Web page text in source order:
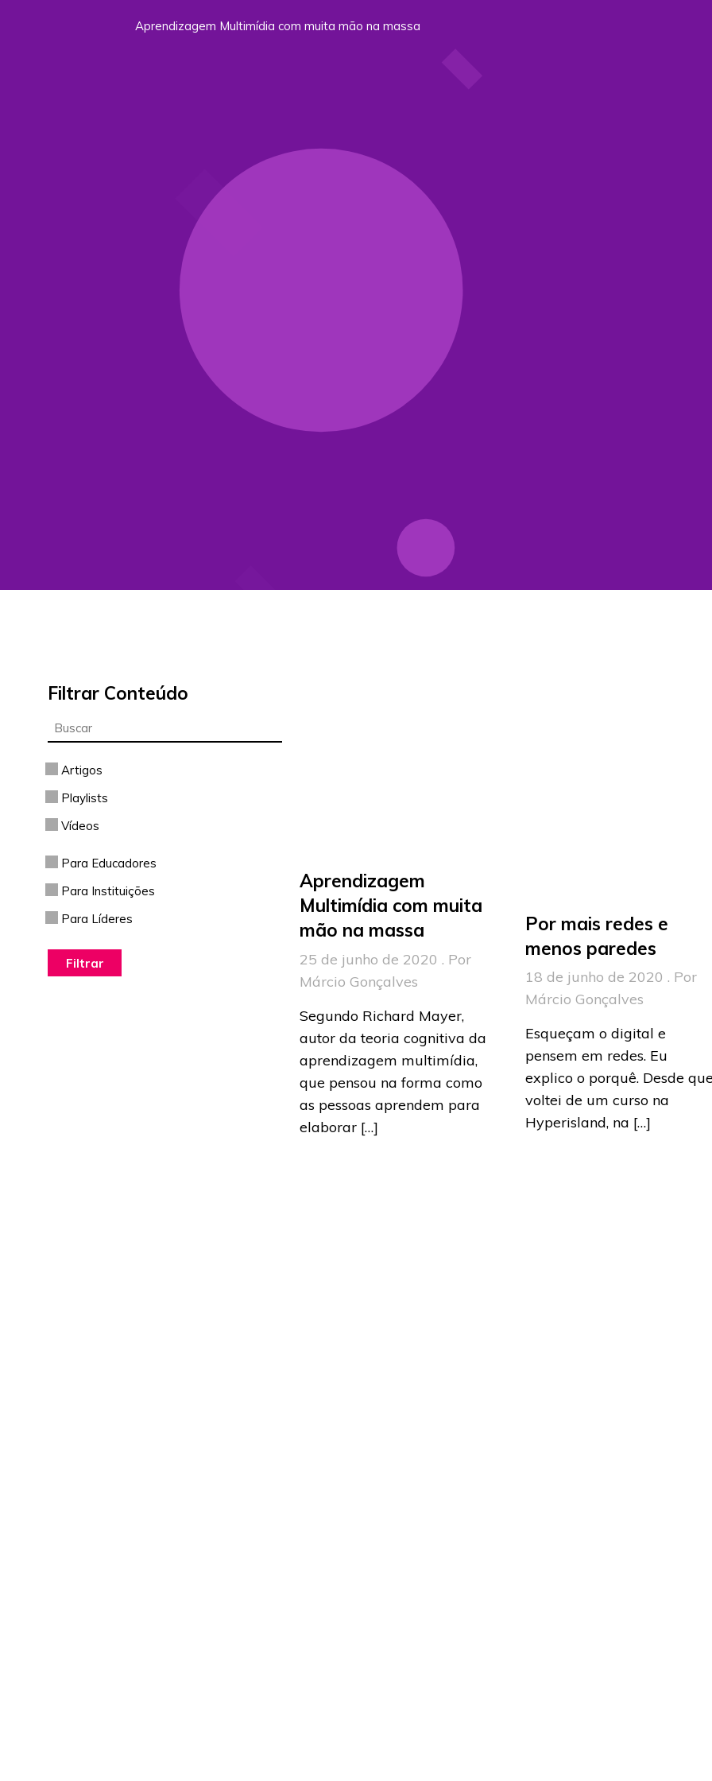
Aprendizagem Multimídia com muita mão na massa
Filtrar Conteúdo
Artigos
Playlists
Vídeos
Para Educadores
Para Instituições
Para Líderes
Aprendizagem
Multimídia com muita
mão na massa
25 de junho de 2020 . Por
Márcio Gonçalves
Segundo Richard Mayer,
autor da teoria cognitiva da
aprendizagem multimídia,
que pensou na forma como
as pessoas aprendem para
elaborar […]
Por mais redes e
menos paredes
18 de junho de 2020 . Por
Márcio Gonçalves
Esqueçam o digital e
pensem em redes. Eu
explico o porquê. Desde
voltei de um curso na
Hyperisland, na […]